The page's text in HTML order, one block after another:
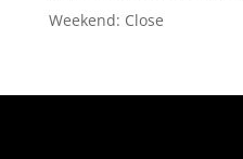
Weekend: Close